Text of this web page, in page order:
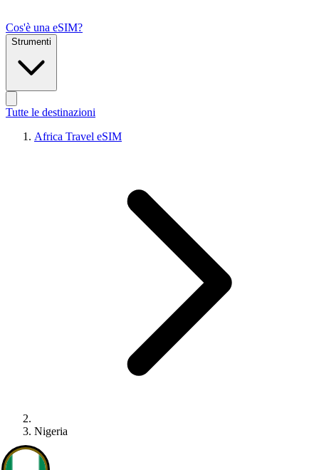
Cos'è una eSIM?
Strumenti
Tutte le destinazioni
Africa Travel eSIM
Nigeria